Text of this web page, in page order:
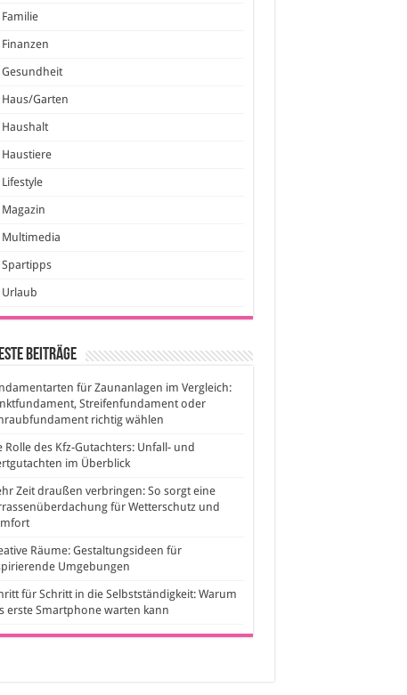
Familie
Finanzen
Gesundheit
Haus/Garten
Haushalt
Haustiere
Lifestyle
Magazin
Multimedia
Spartipps
Urlaub
Beiträge
für Zaunanlagen im Vergleich:
Streifenfundament oder
richtig wählen
Rolle des Kfz-Gutachters: Unfall- und
im Überblick
Zeit draußen verbringen: So sorgt eine
für Wetterschutz und
Räume: Gestaltungsideen für
Umgebungen
für Schritt in die Selbstständigkeit: Warum
erste Smartphone warten kann